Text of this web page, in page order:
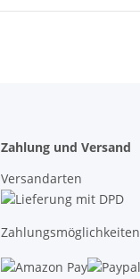
Zahlung und Versand
Versandarten
Zahlungsmöglichkeiten